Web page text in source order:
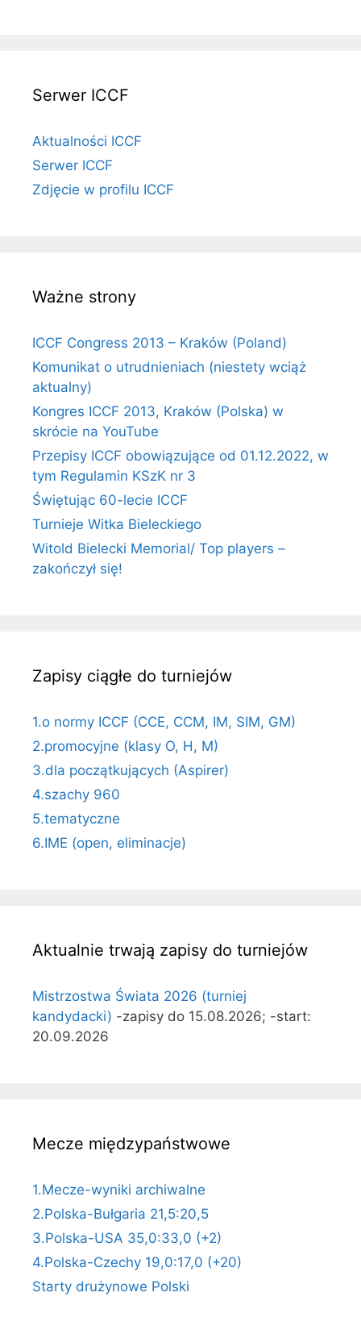
Serwer ICCF
Aktualności ICCF
Serwer ICCF
Zdjęcie w profilu ICCF
Ważne strony
ICCF Congress 2013 – Kraków (Poland)
Komunikat o utrudnieniach (niestety wciąż
aktualny)
Kongres ICCF 2013, Kraków (Polska) w
skrócie na YouTube
Przepisy ICCF obowiązujące od 01.12.2022, w
tym Regulamin KSzK nr 3
Świętując 60-lecie ICCF
Turnieje Witka Bieleckiego
Witold Bielecki Memorial/ Top players –
zakończył się!
Zapisy ciągłe do turniejów
1.o normy ICCF (CCE, CCM, IM, SIM, GM)
2.promocyjne (klasy O, H, M)
3.dla początkujących (Aspirer)
4.szachy 960
5.tematyczne
6.IME (open, eliminacje)
Aktualnie trwają zapisy do turniejów
Mistrzostwa Świata 2026 (turniej
kandydacki) -zapisy do 15.08.2026; -start:
20.09.2026
Mecze międzypaństwowe
1.Mecze-wyniki archiwalne
2.Polska-Bułgaria 21,5:20,5
3.Polska-USA 35,0:33,0 (+2)
4.Polska-Czechy 19,0:17,0 (+20)
Starty drużynowe Polski